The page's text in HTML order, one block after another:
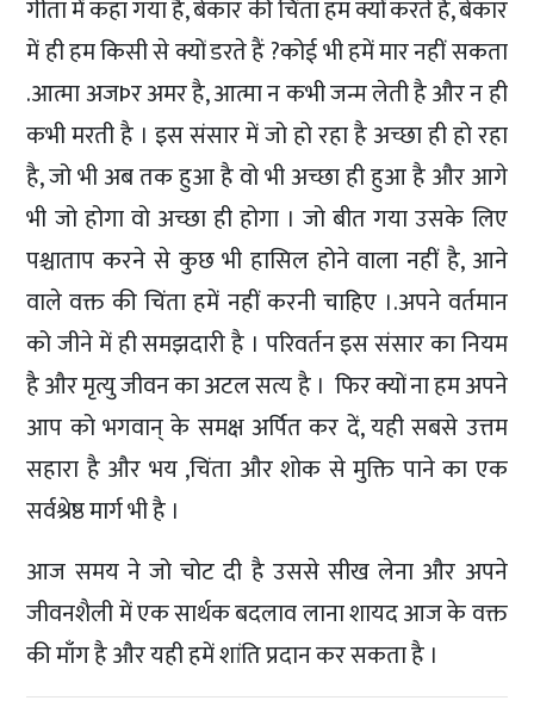
गीता में कहा गया है, बेकार की चिंता हम क्यों करते हैं, बेकार
में ही हम किसी से क्यों डरते हैं ?कोई भी हमें मार नहीं सकता
.आत्मा अजÞर अमर है, आत्मा न कभी जन्म लेती है और न ही
कभी मरती है । इस संसार में जो हो रहा है अच्छा ही हो रहा
है, जो भी अब तक हुआ है वो भी अच्छा ही हुआ है और आगे
भी जो होगा वो अच्छा ही होगा । जो बीत गया उसके लिए
पश्चाताप करने से कुछ भी हासिल होने वाला नहीं है, आने
वाले वक्त की चिंता हमें नहीं करनी चाहिए ।.अपने वर्तमान
को जीने में ही समझदारी है । परिवर्तन इस संसार का नियम
है और मृत्यु जीवन का अटल सत्य है । फिर क्यों ना हम अपने
आप को भगवान् के समक्ष अर्पित कर दें, यही सबसे उत्तम
सहारा है और भय ,चिंता और शोक से मुक्ति पाने का एक
सर्वश्रेष्ठ मार्ग भी है ।
आज समय ने जो चोट दी है उससे सीख लेना और अपने
जीवनशैली में एक सार्थक बदलाव लाना शायद आज के वक्त
की माँग है और यही हमें शांति प्रदान कर सकता है ।